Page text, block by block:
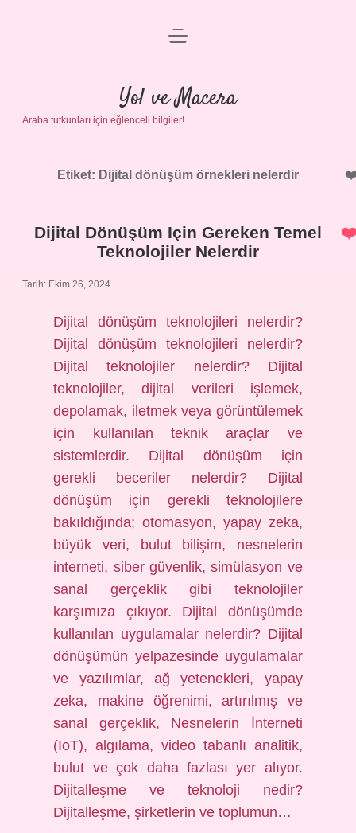
Anasayfa
Gizlilik Politikası
Yasal Uyarı
menüyü
Yol ve Macera
Araba tutkunları için eğlenceli bilgiler!
Etiket: Dijital dönüşüm örnekleri nelerdir
Dijital Dönüşüm Için Gereken Temel
Teknolojiler Nelerdir
Tarih: Ekim 26, 2024
Dijital dönüşüm teknolojileri nelerdir?
Dijital dönüşüm teknolojileri nelerdir?
Dijital teknolojiler nelerdir? Dijital
teknolojiler, dijital verileri işlemek,
depolamak, iletmek veya görüntülemek
için kullanılan teknik araçlar ve
sistemlerdir. Dijital dönüşüm için
gerekli beceriler nelerdir? Dijital
dönüşüm için gerekli teknolojilere
bakıldığında; otomasyon, yapay zeka,
büyük veri, bulut bilişim, nesnelerin
interneti, siber güvenlik, simülasyon ve
sanal gerçeklik gibi teknolojiler
karşımıza çıkıyor. Dijital dönüşümde
kullanılan uygulamalar nelerdir? Dijital
dönüşümün yelpazesinde uygulamalar
ve yazılımlar, ağ yetenekleri, yapay
zeka, makine öğrenimi, artırılmış ve
sanal gerçeklik, Nesnelerin İnterneti
(IoT), algılama, video tabanlı analitik,
bulut ve çok daha fazlası yer alıyor.
Dijitalleşme ve teknoloji nedir?
Dijitalleşme, şirketlerin ve toplumun…